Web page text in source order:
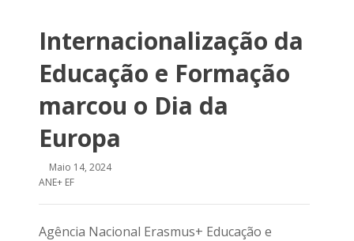
Internacionalização da
Educação e Formação
marcou o Dia da
Europa
Maio 14, 2024
ANE+ EF
Agência Nacional Erasmus+ Educação e